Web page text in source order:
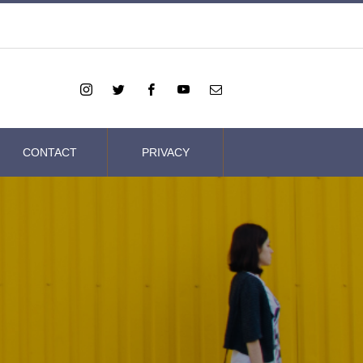
CONTACT PRIVACY